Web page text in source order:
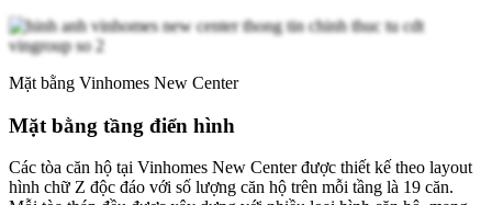
Mặt bằng Vinhomes New Center
Mặt bằng tầng điển hình
Các tòa căn hộ tại Vinhomes New Center được thiết kế theo layout
hình chữ Z độc đáo với số lượng căn hộ trên mỗi tầng là 19 căn.